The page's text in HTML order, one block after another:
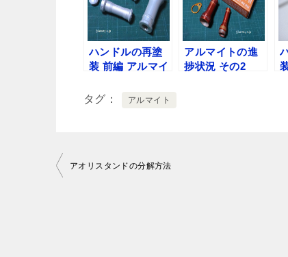
ハンドルの再塗
装 前編 アルマイ
アルマイトの進
捗状況 その2
タグ アルマイト
投
アオリスタンドの分解方法